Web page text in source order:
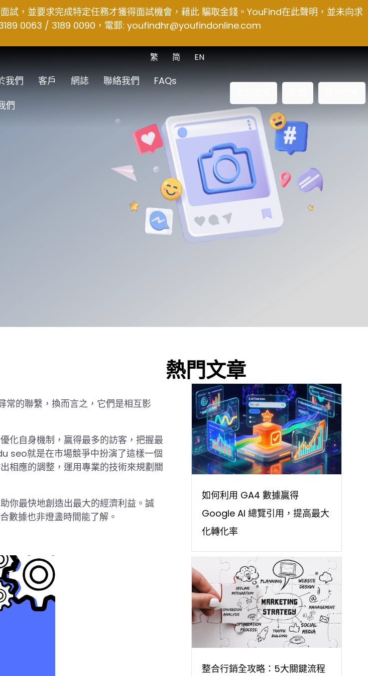
，並要求完成特定任務才獲得面試機會，藉此 騙取金錢。YouFind在此聲明，並未向求
0063 / 3189 0090，電郵: youfindhr@youfindonline.com
EN
简
繁
我們 客戶 網誌 聯絡我們
FAQs
們
常的聯繫，換而言之，它們是相互影
化自身機制，贏得最多的訪客，把握最
seo就是在市場競爭中扮演了這樣一個
相應的調整，運用專業的技術來規劃關
你最快地創造出最大的經濟利益。誠
數據也非燈盞時間能了解。
熱門文章
如何利用 GA4 數據贏得
Google AI 總覽引用，提高最大
化轉化率
整合行銷全攻略：5大關鍵流程